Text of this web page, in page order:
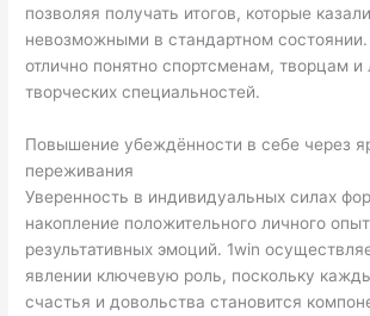
позволяя получать итогов, которые
невозможными в стандартном
отлично понятно спортсменам, творцам и
творческих специальностей.
Повышение убеждённости в себе через
переживания
Уверенность в индивидуальных силах
накопление положительного личного
результативных эмоций. 1win
явлении ключевую роль, поскольку
счастья и довольства становится